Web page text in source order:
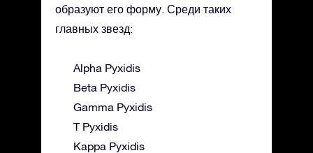
образуют его форму. Среди таких
главных звезд:
Alpha Pyxidis
Beta Pyxidis
Gamma Pyxidis
T Pyxidis
Kappa Pyxidis